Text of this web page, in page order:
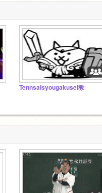
Tennsaisyougakusei教